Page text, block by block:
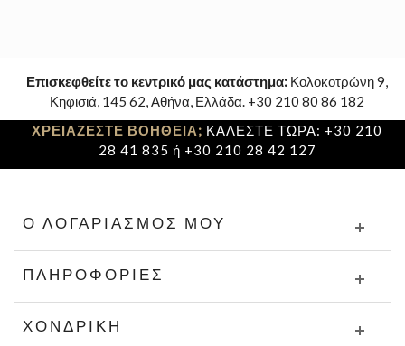
Επισκεφθείτε το κεντρικό μας κατάστημα: Κολοκοτρώνη 9,
Κηφισιά, 145 62, Αθήνα, Ελλάδα. +30 210 80 86 182
ΧΡΕΙΑΖΕΣΤΕ ΒΟΗΘΕΙΑ; ΚΑΛΕΣΤΕ ΤΩΡΑ: +30 210
28 41 835 ή +30 210 28 42 127
Ο ΛΟΓΑΡΙΑΣΜΌΣ ΜΟΥ
ΠΛΗΡΟΦΟΡΊΕΣ
ΧΟΝΔΡΙΚΉ